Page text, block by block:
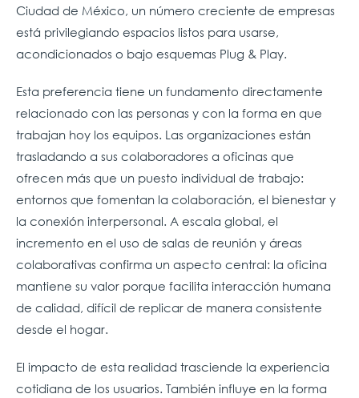
Ciudad de México, un número creciente de empresas
está privilegiando espacios listos para usarse,
acondicionados o bajo esquemas Plug & Play.
Esta preferencia tiene un fundamento directamente
relacionado con las personas y con la forma en que
trabajan hoy los equipos. Las organizaciones están
trasladando a sus colaboradores a oficinas que
ofrecen más que un puesto individual de trabajo:
entornos que fomentan la colaboración, el bienestar y
la conexión interpersonal. A escala global, el
incremento en el uso de salas de reunión y áreas
colaborativas confirma un aspecto central: la oficina
mantiene su valor porque facilita interacción humana
de calidad, difícil de replicar de manera consistente
desde el hogar.
El impacto de esta realidad trasciende la experiencia
cotidiana de los usuarios. También influye en la forma